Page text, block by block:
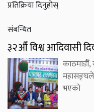
प्रतिक्रिया दिनुहोस्
संबन्धित
३२औँ विश्व आदिवासी
महासङ्घले
भएको